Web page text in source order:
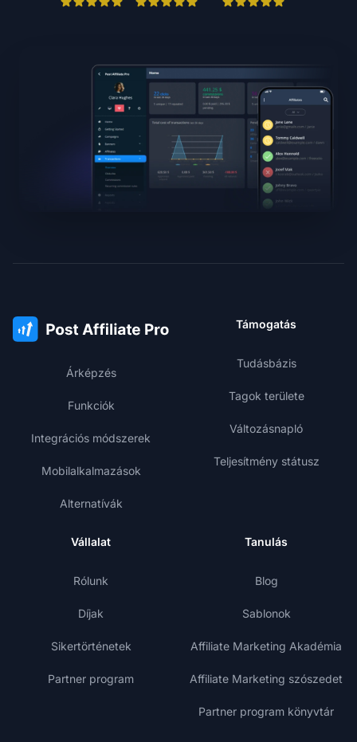
Árképzés
Funkciók
Integrációs módszerek
Mobilalkalmazások
Alternatívák
Támogatás
Tudásbázis
Tagok területe
Változásnapló
Teljesítmény státusz
Vállalat
Rólunk
Díjak
Sikertörténetek
Partner program
Tanulás
Blog
Sablonok
Affiliate Marketing Akadémia
Affiliate Marketing szószedet
Partner program könyvtár